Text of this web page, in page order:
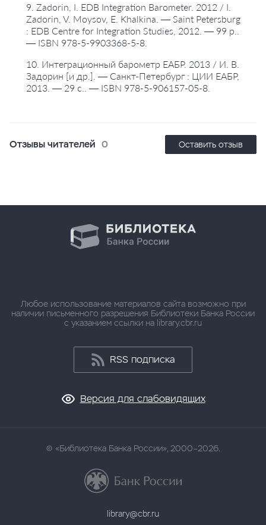
9. Zadorin, I. EDB Integration Barometer. 2012 / I.
Zadorin, V. Moysov, E. Khalkina. — Saint Petersburg
: EDB Centre for Integration Studies, 2012. — 99 p..
— ISBN 978-5-9903368-5-8.
10. Интеграционный барометр ЕАБР. 2013 / И. В.
Задорин [и др.]. — Санкт-Петербург : ЦИИ ЕАБР,
2013. — 29 с.. — ISBN 978-5-906157-05-8.
Отзывы читателей 0 Оставить отзыв
Любое использование материалов сайта возможно при
наличии письменного разрешения Библиотеки Банка России
с указанием ссылки на library.cbr.ru
RSS подписка
Версия для слабовидящих
«Библиотека Банка России», 2000–2026.
library@cbr.ru